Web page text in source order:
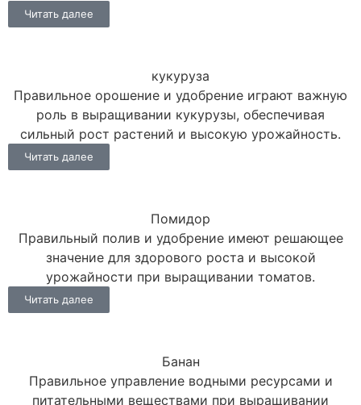
Читать далее
кукуруза
Правильное орошение и удобрение играют важную
роль в выращивании кукурузы, обеспечивая
сильный рост растений и высокую урожайность.
Читать далее
Помидор
Правильный полив и удобрение имеют решающее
значение для здорового роста и высокой
урожайности при выращивании томатов.
Читать далее
Банан
Правильное управление водными ресурсами и
питательными веществами при выращивании